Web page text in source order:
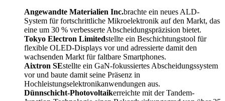
Angewandte Materialien Inc.brachte ein neues ALD-
System für fortschrittliche Mikroelektronik auf den Markt, das
eine um 30 % verbesserte Abscheidungspräzision bietet.
Tokyo Electron Limitedstellte ein Beschichtungstool für
flexible OLED-Displays vor und adressierte damit den
wachsenden Markt für faltbare Smartphones.
Aixtron SEstellte ein GaN-fokussiertes Abscheidungssystem
vor und baute damit seine Präsenz in
Hochleistungselektronikanwendungen aus.
Dünnschicht-Photovoltaikerreichte mit der Tandem-